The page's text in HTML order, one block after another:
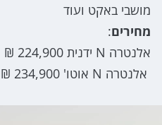
מושבי באקט ועוד
מחירים:
אלנטרה N ידנית 224,900 ₪
אלנטרה N אוטו' 234,900 ₪